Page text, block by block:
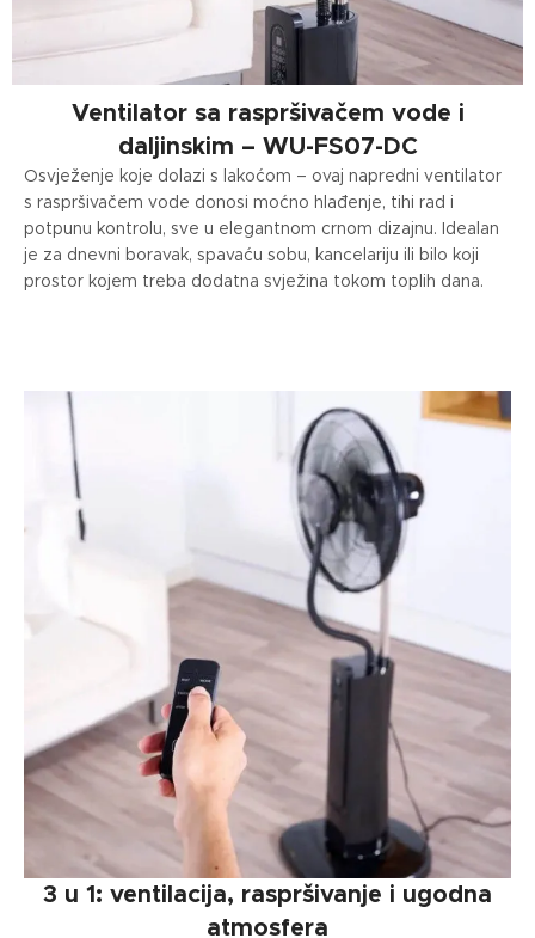
Ventilator sa raspršivačem vode i
daljinskim – WU-FS07-DC
Osvježenje koje dolazi s lakoćom – ovaj napredni ventilator
s raspršivačem vode donosi moćno hlađenje, tihi rad i
potpunu kontrolu, sve u elegantnom crnom dizajnu. Idealan
je za dnevni boravak, spavaću sobu, kancelariju ili bilo koji
prostor kojem treba dodatna svježina tokom toplih dana.
3 u 1: ventilacija, raspršivanje i ugodna
atmosfera